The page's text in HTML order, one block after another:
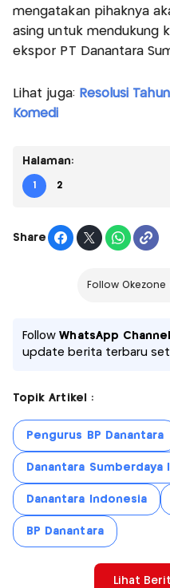
mengatakan pihaknya
asing untuk mendukung
ekspor PT Danantara
Lihat juga: Resolusi
Komedi
Halaman:
1 2
Share
Follow
FollowWhatsApp
update berita terbaru
Topik Artikel :
Pengurus BP Danantara
Danantara Sumberdaya
Danantara Indonesia
BP Danantara
Lihat